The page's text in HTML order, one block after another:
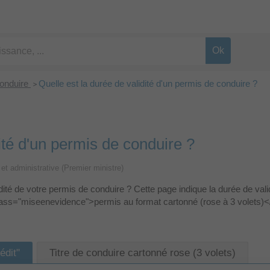
> Quelle est la durée de validité d'un permis de conduire ?
d'un permis de conduire ?
administrative (Premier ministre)
de votre permis de conduire ? Cette page indique la durée de
au format cartonné (rose à 3
Titre de conduire cartonné rose (3 volets)